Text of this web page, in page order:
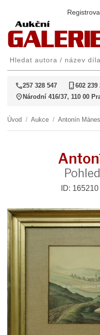
call257 328 547 phone_iphone602 239
location_on Národní 416/37, 110 00
Úvod / Aukce / Antonín
ID: 165210